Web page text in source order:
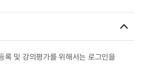
Satellite) and Cable TV : With
록 및 강의평가를 위해서는 로그인을